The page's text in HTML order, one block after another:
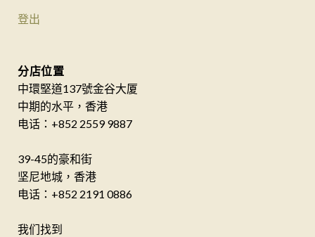
登出
分店位置
中環堅道137號金谷大厦
中期的水平，香港
电话：+852 2559 9887
39-45的豪和街
坚尼地城，香港
电话：+852 2191 0886
我们找到